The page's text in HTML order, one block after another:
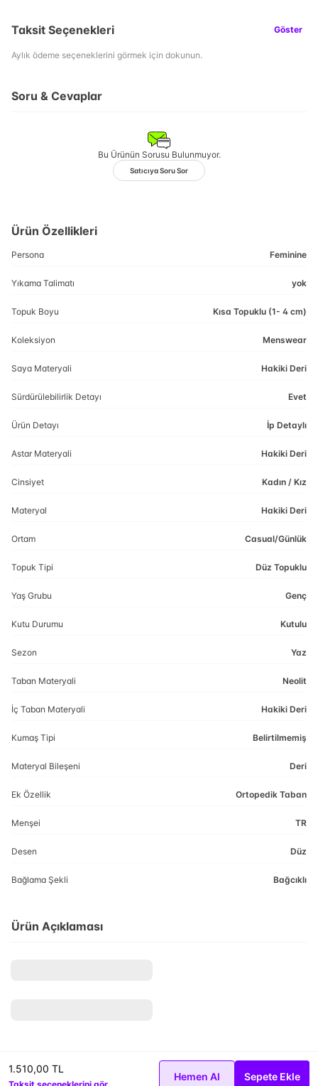
Taksit Seçenekleri Göster
Aylık ödeme seçeneklerini görmek için dokunun.
Soru & Cevaplar
Bu Ürünün Sorusu Bulunmuyor.
Satıcıya Soru Sor
1.510,00 TL
Hemen Al Sepete Ekle
Ürün Özellikleri
Persona Feminine
Yıkama Talimatı yok
Topuk Boyu Kısa Topuklu (1- 4 cm)
Koleksiyon Menswear
Saya Materyali Hakiki Deri
Sürdürülebilirlik Detayı Evet
Ürün Detayı İp Detaylı
Astar Materyali Hakiki Deri
Cinsiyet Kadın / Kız
Materyal Hakiki Deri
Ortam Casual/Günlük
Topuk Tipi Düz Topuklu
Yaş Grubu Genç
Kutu Durumu Kutulu
Sezon Yaz
Taban Materyali Neolit
İç Taban Materyali Hakiki Deri
Kumaş Tipi Belirtilmemiş
Materyal Bileşeni Deri
Ek Özellik Ortopedik Taban
Menşei TR
Desen Düz
Bağlama Şekli Bağcıklı
Ürün Açıklaması